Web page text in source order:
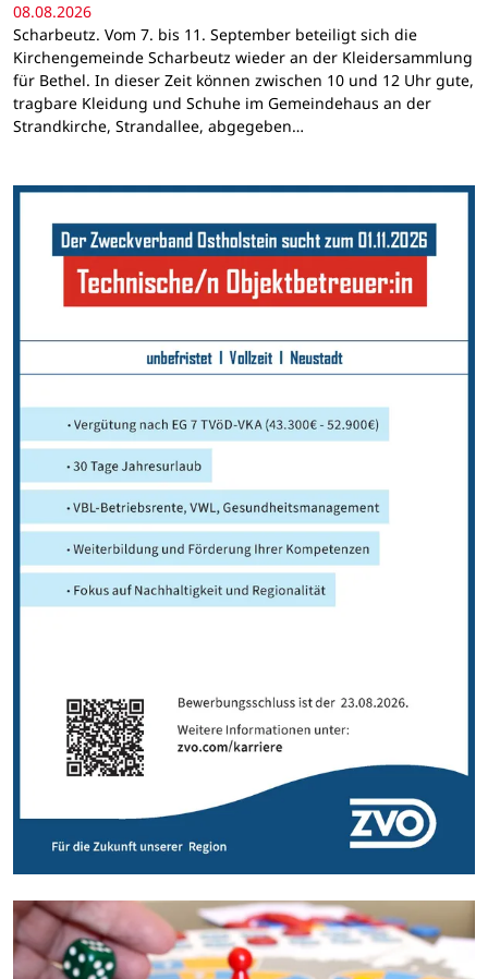
08.08.2026
Scharbeutz. Vom 7. bis 11. September beteiligt sich die
Kirchengemeinde Scharbeutz wieder an der Kleidersammlung
für Bethel. In dieser Zeit können zwischen 10 und 12 Uhr gute,
tragbare Kleidung und Schuhe im Gemeindehaus an der
Strandkirche, Strandallee, abgegeben…